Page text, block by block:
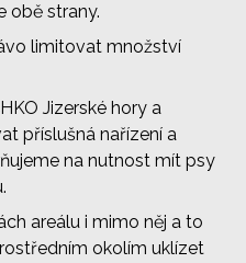
obě strany.
limitovat množství
Jizerské hory a
příslušná nařízení a
na nutnost mít psy
areálu i mimo něj a to
okolím uklízet